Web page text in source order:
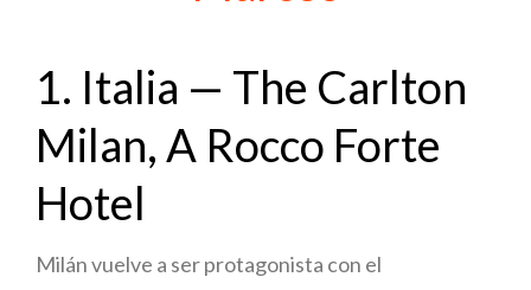
1. Italia — The Carlton
Milan, A Rocco Forte
Hotel
Milán vuelve a ser protagonista con el